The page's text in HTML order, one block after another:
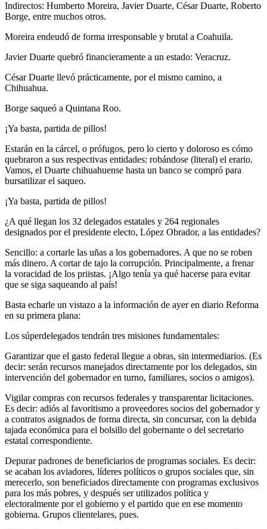
Indirectos: Humberto Moreira, Javier Duarte, César Duarte, Roberto
Borge, entre muchos otros.
Moreira endeudó de forma irresponsable y brutal a Coahuila.
Javier Duarte quebró financieramente a un estado: Veracruz.
César Duarte llevó prácticamente, por el mismo camino, a
Chihuahua.
Borge saqueó a Quintana Roo.
¡Ya basta, partida de pillos!
Estarán en la cárcel, o prófugos, pero lo cierto y doloroso es cómo
quebraron a sus respectivas entidades: robándose (literal) el erario.
Vamos, el Duarte chihuahuense hasta un banco se compró para
bursatilizar el saqueo.
¡Ya basta, partida de pillos!
¿A qué llegan los 32 delegados estatales y 264 regionales
designados por el presidente electo, López Obrador, a las entidades?
Sencillo: a cortarle las uñas a los gobernadores. A que no se roben
más dinero. A cortar de tajo la corrupción. Principalmente, a frenar
la voracidad de los priistas. ¡Algo tenía ya qué hacerse para evitar
que se siga saqueando al país!
Basta echarle un vistazo a la información de ayer en diario Reforma
en su primera plana:
Los súperdelegados tendrán tres misiones fundamentales:
Garantizar que el gasto federal llegue a obras, sin intermediarios. (Es
decir: serán recursos manejados directamente por los delegados, sin
intervención del gobernador en turno, familiares, socios o amigos).
Vigilar compras con recursos federales y transparentar licitaciones.
Es decir: adiós al favoritismo a proveedores socios del gobernador y
a contratos asignados de forma directa, sin concursar, con la debida
tajada económica para el bolsillo del gobernante o del secretario
estatal correspondiente.
Depurar padrones de beneficiarios de programas sociales. Es decir:
se acaban los aviadores, líderes políticos o grupos sociales que, sin
merecerlo, son beneficiados directamente con programas exclusivos
para los más pobres, y después ser utilizados política y
electoralmente por el gobierno y el partido que en ese momento
gobierna. Grupos clientelares, pues.